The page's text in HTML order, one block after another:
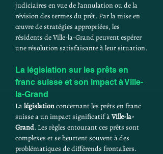
judiciaires en vue de l'annulation ou de la
révision des termes du prêt. Par la mise en
œuvre de stratégies appropriées, les
résidents de Ville-la-Grand peuvent espérer
une résolution satisfaisante à leur situation.
La législation sur les prêts en
franc suisse et son impact à Ville-
la-Grand
La législation concernant les prêts en franc
suisse a un impact significatif à Ville-la-
Grand. Les règles entourant ces prêts sont
complexes et se heurtent souvent à des
problématiques de différends frontaliers.